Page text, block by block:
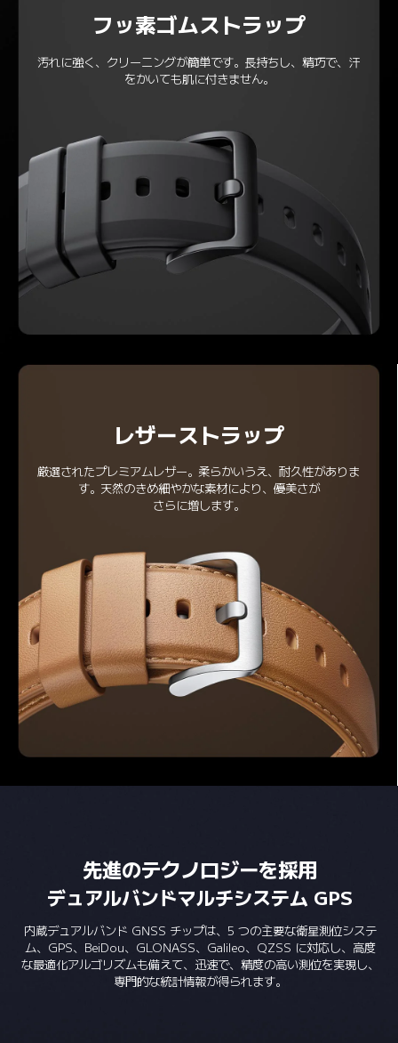
フッ素ゴムストラップ
汚れに強く、クリーニングが簡単です。長持ちし、精巧で、汗
をかいても肌に付きません。
レザーストラップ
厳選されたプレミアムレザー。柔らかいうえ、耐久性がありま
す。天然のきめ細やかな素材により、優美さが
さらに増します。
先進のテクノロジーを採用
デュアルバンドマルチシステム GPS
内蔵デュアルバンド GNSS チップは、5 つの主要な衛星測位システ
ム、GPS、BeiDou、GLONASS、Galileo、QZSS に対応し、高度
な最適化アルゴリズムも備えて、迅速で、精度の高い測位を実現し、
専門的な統計情報が得られます。